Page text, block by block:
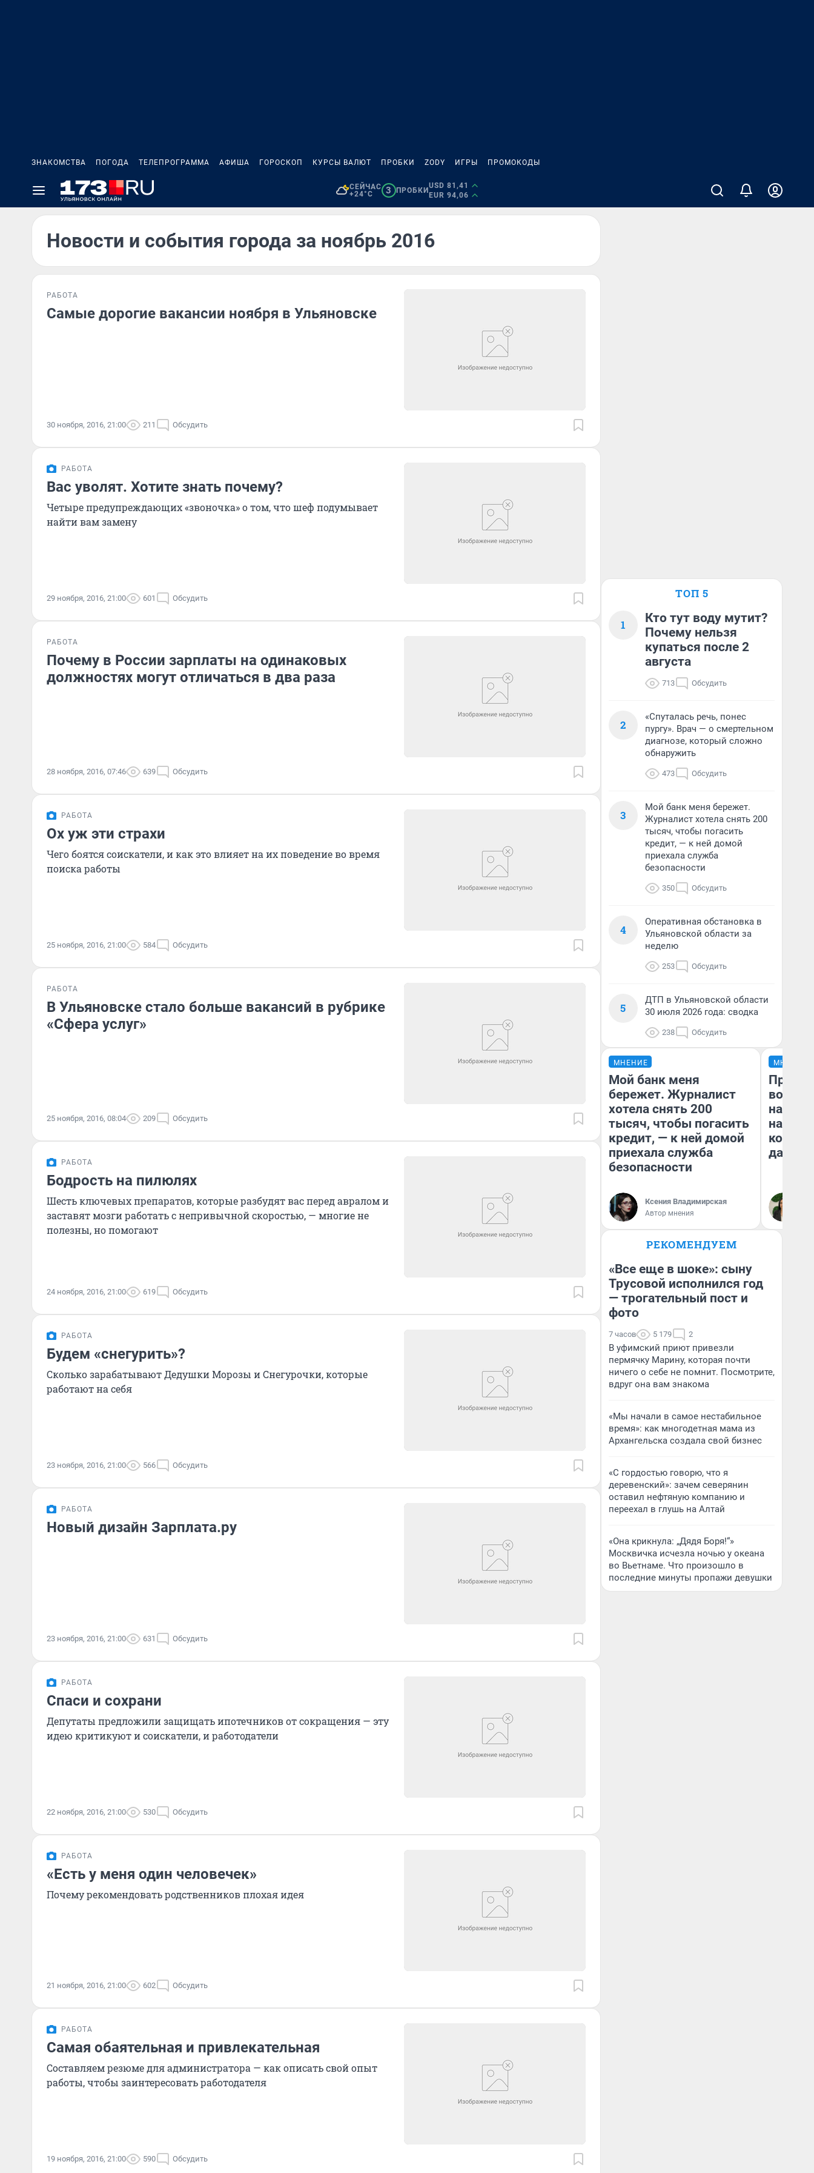
ЗНАКОМСТВА ПОГОДА ТЕЛЕПРОГРАММА АФИША ГОРОСКОП КУРСЫ ВАЛЮТ ПРОБКИ ZODY ИГРЫ ПРОМОКОДЫ
СЕЙЧАС
+24°C
3 ПРОБКИ
USD 81,41
EUR 94,06
Новости и события города за ноябрь 2016
РАБОТА
Самые дорогие вакансии ноября в Ульяновске
30 ноября, 2016, 21:00 211 Обсудить
РАБОТА
Вас уволят. Хотите знать почему?
Четыре предупреждающих «звоночка» о том, что шеф подумывает
найти вам замену
29 ноября, 2016, 21:00 601 Обсудить
РАБОТА
Почему в России зарплаты на одинаковых
должностях могут отличаться в два раза
28 ноября, 2016, 07:46 639 Обсудить
РАБОТА
Ох уж эти страхи
Чего боятся соискатели, и как это влияет на их поведение во время
поиска работы
25 ноября, 2016, 21:00 584 Обсудить
РАБОТА
В Ульяновске стало больше вакансий в рубрике
«Сфера услуг»
25 ноября, 2016, 08:04 209 Обсудить
РАБОТА
Бодрость на пилюлях
Шесть ключевых препаратов, которые разбудят вас перед авралом и
заставят мозги работать с непривычной скоростью, — многие не
полезны, но помогают
24 ноября, 2016, 21:00 619 Обсудить
РАБОТА
Будем «снегурить»?
Сколько зарабатывают Дедушки Морозы и Снегурочки, которые
работают на себя
23 ноября, 2016, 21:00 566 Обсудить
РАБОТА
Новый дизайн Зарплата.ру
23 ноября, 2016, 21:00 631 Обсудить
РАБОТА
Спаси и сохрани
Депутаты предложили защищать ипотечников от сокращения — эту
идею критикуют и соискатели, и работодатели
22 ноября, 2016, 21:00 530 Обсудить
РАБОТА
«Есть у меня один человечек»
Почему рекомендовать родственников плохая идея
21 ноября, 2016, 21:00 602 Обсудить
РАБОТА
Самая обаятельная и привлекательная
Составляем резюме для администратора — как описать свой опыт
работы, чтобы заинтересовать работодателя
19 ноября, 2016, 21:00 590 Обсудить
ТОП 5
1
Кто тут воду мутит?
Почему нельзя
купаться после 2
августа
713 Обсудить
2
«Спуталась речь, понес
пургу». Врач — о смертельном
диагнозе, который сложно
обнаружить
473 Обсудить
3
Мой банк меня бережет.
Журналист хотела снять 200
тысяч, чтобы погасить
кредит, — к ней домой
приехала служба
безопасности
350 Обсудить
4
Оперативная обстановка в
Ульяновской области за
неделю
253 Обсудить
5
ДТП в Ульяновской области
30 июля 2026 года: сводка
238 Обсудить
МНЕНИЕ
Мой банк меня
бережет. Журналист
хотела снять 200
тысяч, чтобы погасить
кредит, — к ней домой
приехала служба
безопасности
Ксения Владимирская
Автор мнения
МНЕНИЕ
нам
даже
РЕКОМЕНДУЕМ
«Все еще в шоке»: сыну
Трусовой исполнился год
— трогательный пост и
фото
7 часов 5 179 2
В уфимский приют привезли
пермячку Марину, которая почти
ничего о себе не помнит. Посмотрите,
вдруг она вам знакома
«Мы начали в самое нестабильное
время»: как многодетная мама из
Архангельска создала свой бизнес
«С гордостью говорю, что я
деревенский»: зачем северянин
оставил нефтяную компанию и
переехал в глушь на Алтай
«Она крикнула: „Дядя Боря!“»
Москвичка исчезла ночью у океана
во Вьетнаме. Что произошло в
последние минуты пропажи девушки